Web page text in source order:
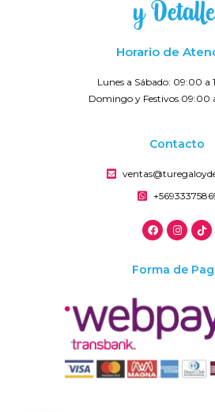
Horario de
Lunes a Sábado: 09:00 a
Domingo y Festivos 09:00
Contacto
Forma de